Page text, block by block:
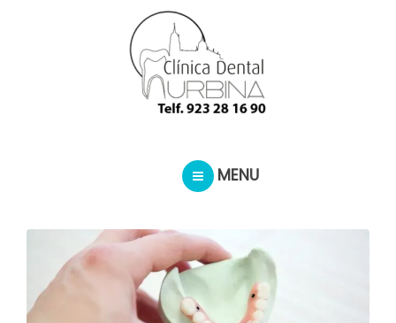
MENU
TRATAMIENTOS
NUESTRO EQUIPO